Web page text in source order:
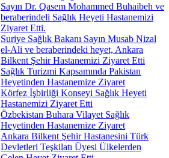
Sayın Dr. Qasem Mohammed Buhaibeh ve
beraberindeli Sağlık Heyeti Hastanemizi
Ziyaret Etti.
Suriye Sağlık Bakanı Sayın Musab Nizal
el-Ali ve beraberindeki heyet, Ankara
Bilkent Şehir Hastanemizi Ziyaret Etti
Sağlık Turizmi Kapsamında Pakistan
Heyetinden Hastanemize Ziyaret
Körfez İşbirliği Konseyi Sağlık Heyeti
Hastanemizi Ziyaret Etti
Özbekistan Buhara Vilayet Sağlık
Heyetinden Hastanemize Ziyaret
Ankara Bilkent Şehir Hastanesini Türk
Devletleri Teşkilatı Üyesi Ülkelerden